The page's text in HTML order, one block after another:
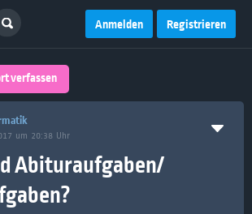
Anmelden Registrieren
verfassen
um 20:38 Uhr
Abituraufgaben/